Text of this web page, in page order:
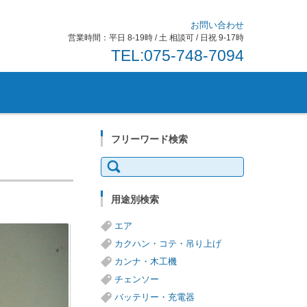
お問い合わせ
営業時間：平日 8-19時 / 土 相談可 / 日祝 9-17時
TEL:075-748-7094
フリーワード検索
検
索:
用途別検索
エア
カクハン・コテ・吊り上げ
カンナ・木工機
チェンソー
バッテリー・充電器